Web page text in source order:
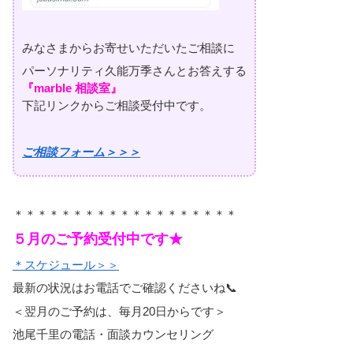
みなさまからお寄せいただいたご相談に
パーソナリティ久能万季さんとお答えする
『marble 相談室』
下記リンクからご相談受付中です。
ご相談フォーム＞＞＞
＊＊＊＊＊＊＊＊＊＊＊＊＊＊＊＊＊＊＊
５ 月のご予約受付中です★
＊スケジュール＞＞
最新の状況はお電話でご確認くださいね📞
＜翌月のご予約は、毎月20日からです＞
池尾千里の電話・面談カウンセリング